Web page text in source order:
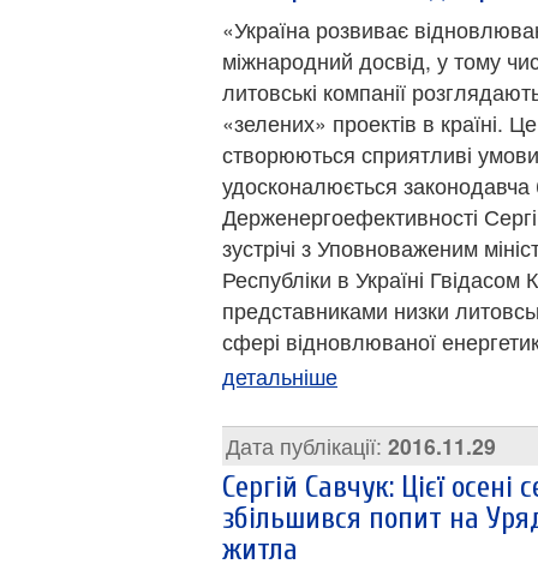
«Україна розвиває
міжнародний досвід, у тому
литовські компанії
«зелених» проектів в країні.
створюються сприятливі
удосконалюється
Держенергоефективності
зустрічі з Уповноваженим
Республіки в Україні
представниками низки
сфері відновлюваної
детальніше
Дата публікації: 2016.11.29
Сергій Савчук: Цієї осені
збільшився попит на
житла